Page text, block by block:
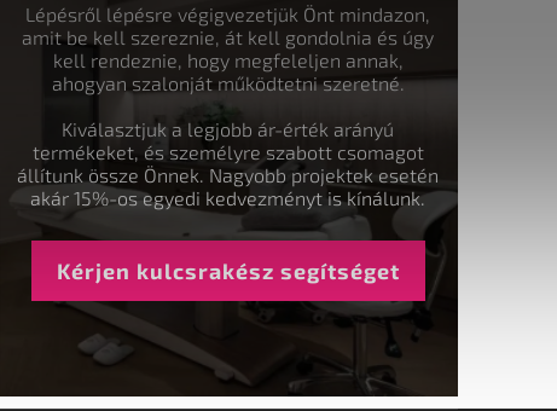
Lépésről lépésre végigvezetjük Önt mindazon,
amit be kell szereznie, át kell gondolnia és úgy
kell rendeznie, hogy megfeleljen annak,
ahogyan szalonját működtetni szeretné.
Kiválasztjuk a legjobb ár-érték arányú
termékeket, és személyre szabott csomagot
állítunk össze Önnek. Nagyobb projektek esetén
akár 15%-os egyedi kedvezményt is kínálunk.
Kérjen kulcsrakész segítséget